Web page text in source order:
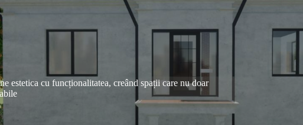
estetica cu funcționalitatea, creând spații care nu doar